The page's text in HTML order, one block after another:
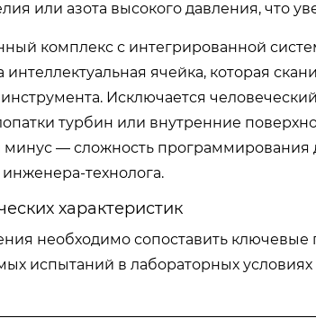
или азота высокого давления, что
комплекс с интегрированной
ячейка, которая
Исключается
турбин или внутренние
— сложность программирования
технолога.
характеристик
необходимо сопоставить
испытаний в лабораторных